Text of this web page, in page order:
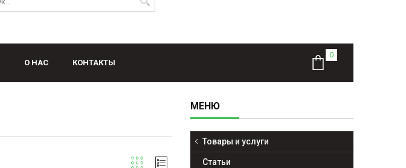
О НАС КОНТАКТЫ
Товары и услуги
Статьи